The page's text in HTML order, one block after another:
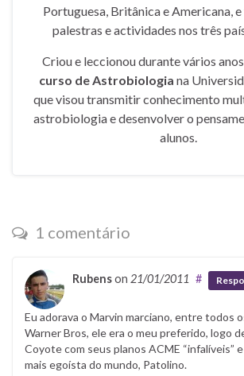
Portuguesa, Britânica e Americana,
palestras e actividades nos três
Criou e leccionou durante vários
curso de Astrobiologia na
que visou transmitir conhecimento
astrobiologia e desenvolver o
alunos.
1 comentário
Rubenson 21/01/2011 #
Eu adorava o Marvin marciano, entre todos
Warner Bros, ele era o meu preferido, logo
Coyote com seus planos ACME “infalíveis”
mais egoísta do mundo, Patolino.